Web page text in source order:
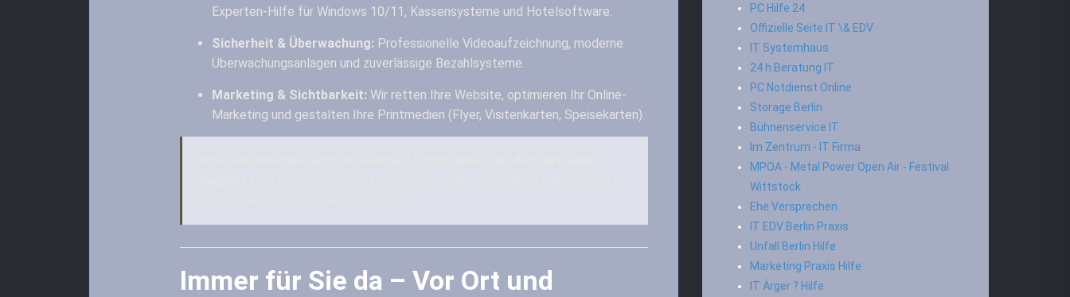
Experten-Hilfe für Windows 10/11, Kassensysteme und Hotelsoftware.
Sicherheit & Überwachung: Professionelle Videoaufzeichnung, moderne
Überwachungsanlagen und zuverlässige Bezahlsysteme.
Marketing & Sichtbarkeit: Wir retten Ihre Website, optimieren Ihr Online-
Marketing und gestalten Ihre Printmedien (Flyer, Visitenkarten, Speisekarten).
Immer für Sie da – Vor Ort und
PC Hilfe 24
Offizielle Seite IT \& EDV
IT Systemhaus
24 h Beratung IT
PC Notdienst Online
Storage Berlin
Bühnenservice IT
Im Zentrum - IT Firma
MPOA - Metal Power Open Air - Festival
Wittstock
Ehe Versprechen
IT EDV Berlin Praxis
Unfall Berlin Hilfe
Marketing Praxis Hilfe
IT Ärger ? Hilfe